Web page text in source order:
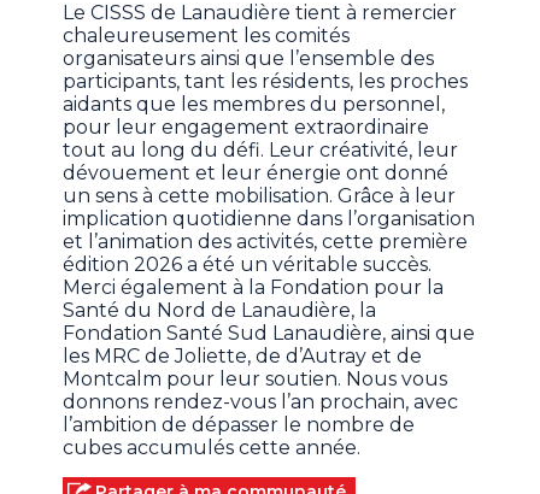
Le CISSS de Lanaudière tient à remercier
chaleureusement les comités
organisateurs ainsi que l’ensemble des
participants, tant les résidents, les proches
aidants que les membres du personnel,
pour leur engagement extraordinaire
tout au long du défi. Leur créativité, leur
dévouement et leur énergie ont donné
un sens à cette mobilisation. Grâce à leur
implication quotidienne dans l’organisation
et l’animation des activités, cette première
édition 2026 a été un véritable succès.
Merci également à la Fondation pour la
Santé du Nord de Lanaudière, la
Fondation Santé Sud Lanaudière, ainsi que
les MRC de Joliette, de d’Autray et de
Montcalm pour leur soutien. Nous vous
donnons rendez-vous l’an prochain, avec
l’ambition de dépasser le nombre de
cubes accumulés cette année.